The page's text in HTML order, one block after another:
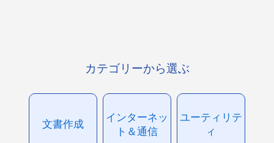
カテゴリーから選ぶ
文書作成
インターネッ
ト＆通信
ユーティリテ
ィ